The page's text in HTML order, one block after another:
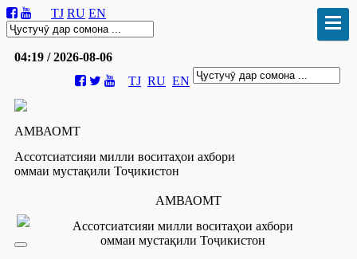
TJ RU EN
04:19 / 2026-08-06
TJ RU EN
АМВАОМТ
Ассотсиатсияи милли воситаҳои ахбори
оммаи мустақили Тоҷикистон
АМВАОМТ
Ассотсиатсияи милли воситаҳои ахбори
оммаи мустақили Тоҷикистон